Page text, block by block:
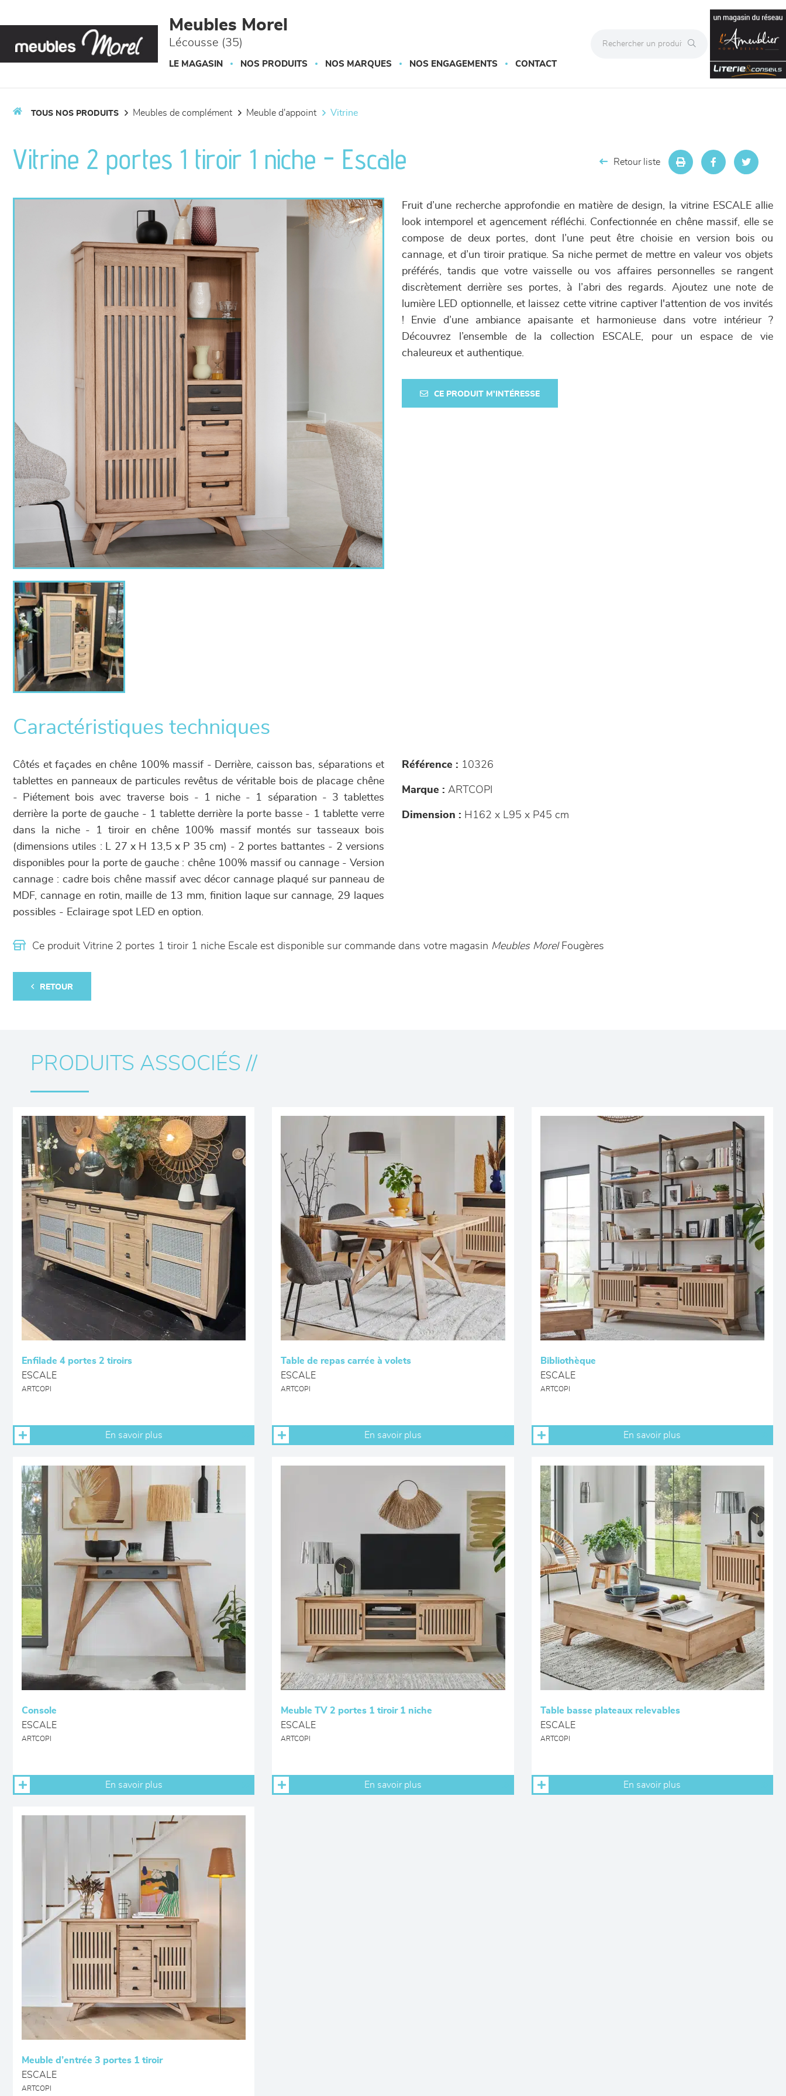
Meubles Morel
Lécousse (35)
LE MAGASIN NOS PRODUITS NOS MARQUES NOS ENGAGEMENTS CONTACT
TOUS NOS PRODUITS meubles de complément meuble d'appoint vitrine
Vitrine 2 portes 1 tiroir 1 niche - Escale Retour liste
Fruit d’une recherche approfondie en matière de design, la vitrine ESCALE allie
look intemporel et agencement réfléchi. Confectionnée en chêne massif, elle se
compose de deux portes, dont l’une peut être choisie en version bois ou
cannage, et d’un tiroir pratique. Sa niche permet de mettre en valeur vos objets
préférés, tandis que votre vaisselle ou vos affaires personnelles se rangent
discrètement derrière ses portes, à l’abri des regards. Ajoutez une note de
lumière LED optionnelle, et laissez cette vitrine captiver l'attention de vos invités
! Envie d’une ambiance apaisante et harmonieuse dans votre intérieur ?
Découvrez l’ensemble de la collection ESCALE, pour un espace de vie
chaleureux et authentique.
CE PRODUIT M'INTÉRESSE
Caractéristiques techniques
Côtés et façades en chêne 100% massif - Derrière, caisson bas, séparations et
tablettes en panneaux de particules revêtus de véritable bois de placage chêne
- Piétement bois avec traverse bois - 1 niche - 1 séparation - 3 tablettes
derrière la porte de gauche - 1 tablette derrière la porte basse - 1 tablette verre
dans la niche - 1 tiroir en chêne 100% massif montés sur tasseaux bois
(dimensions utiles : L 27 x H 13,5 x P 35 cm) - 2 portes battantes - 2 versions
disponibles pour la porte de gauche : chêne 100% massif ou cannage - Version
cannage : cadre bois chêne massif avec décor cannage plaqué sur panneau de
MDF, cannage en rotin, maille de 13 mm, finition laque sur cannage, 29 laques
possibles - Eclairage spot LED en option.
Référence : 10326
Marque : ARTCOPI
Dimension : H162 x L95 x P45 cm
Ce produit Vitrine 2 portes 1 tiroir 1 niche Escale est disponible sur commande dans votre magasin Meubles MorelFougères
RETOUR
PRODUITS ASSOCIÉS //
Enfilade 4 portes 2 tiroirs
ESCALE
ARTCOPI
En savoir plus
Table de repas carrée à volets
ESCALE
ARTCOPI
En savoir plus
Bibliothèque
ESCALE
ARTCOPI
En savoir plus
Console
ESCALE
ARTCOPI
En savoir plus
Meuble TV 2 portes 1 tiroir 1 niche
ESCALE
ARTCOPI
En savoir plus
Table basse plateaux relevables
ESCALE
ARTCOPI
En savoir plus
Meuble d’entrée 3 portes 1 tiroir
ESCALE
ARTCOPI